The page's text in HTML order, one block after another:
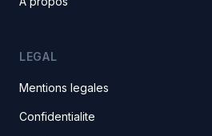
LEGAL
Mentions legales
Confidentialite